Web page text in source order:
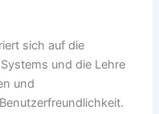
sich auf die
und die Lehre
und